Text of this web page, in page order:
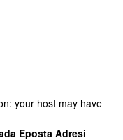
your host may have
Eposta Adresi